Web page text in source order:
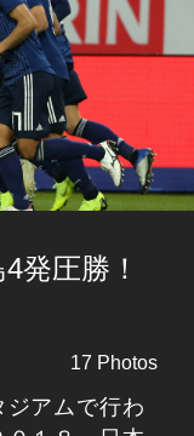
発圧勝！
17 Photos
ジアムで行わ